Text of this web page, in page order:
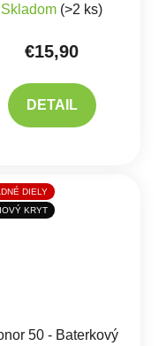
Skladom (>2 ks)
€15,90
DETAIL
DIELY
KRYT
50 - Baterkový